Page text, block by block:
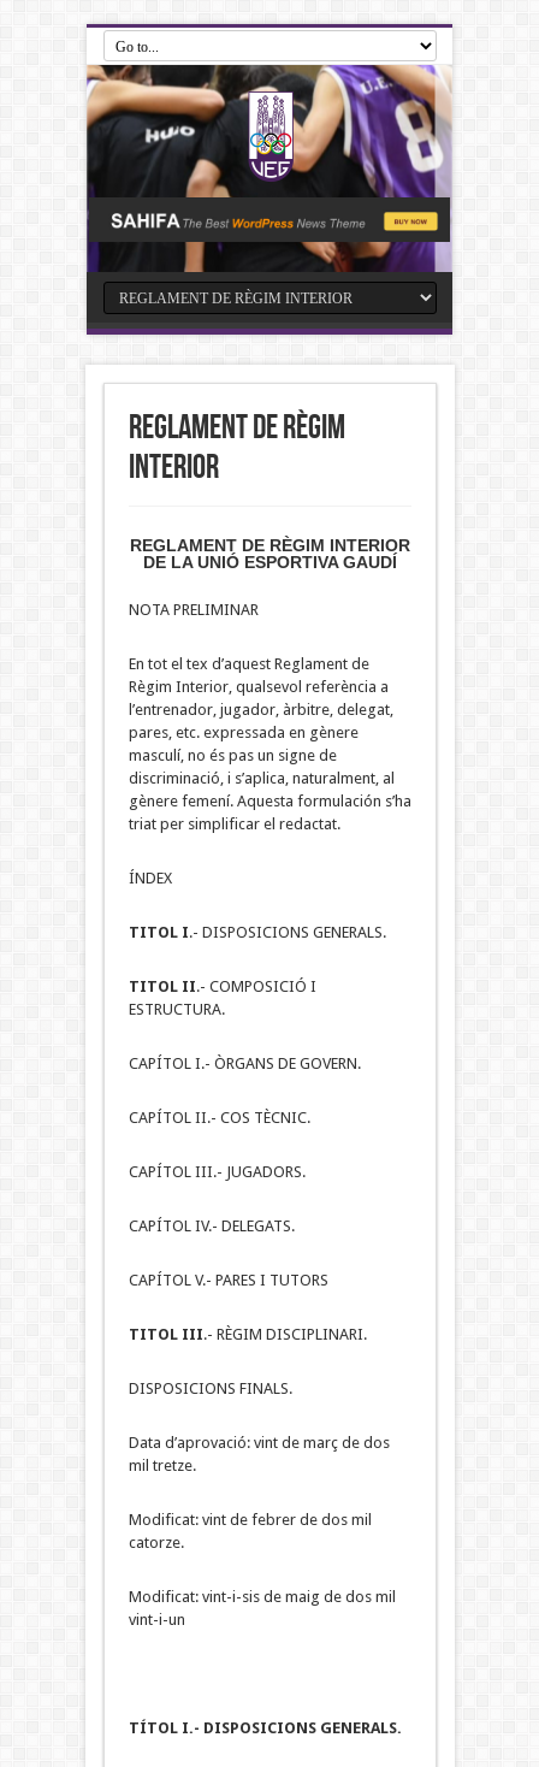
Reglament de règim
interior
REGLAMENT DE RÈGIM INTERIOR
DE LA UNIÓ ESPORTIVA GAUDÍ
NOTA PRELIMINAR
En tot el tex d’aquest Reglament de
Règim Interior, qualsevol referència a
l’entrenador, jugador, àrbitre, delegat,
pares, etc. expressada en gènere
masculí, no és pas un signe de
discriminació, i s’aplica, naturalment, al
gènere femení. Aquesta formulación s’ha
triat per simplificar el redactat.
ÍNDEX
TITOL I.- DISPOSICIONS GENERALS.
TITOL II.- COMPOSICIÓ I
ESTRUCTURA.
CAPÍTOL I.- ÒRGANS DE GOVERN.
CAPÍTOL II.- COS TÈCNIC.
CAPÍTOL III.- JUGADORS.
CAPÍTOL IV.- DELEGATS.
CAPÍTOL V.- PARES I TUTORS
TITOL III.- RÈGIM DISCIPLINARI.
DISPOSICIONS FINALS.
Data d’aprovació: vint de març de dos
mil tretze.
Modificat: vint de febrer de dos mil
catorze.
Modificat: vint-i-sis de maig de dos mil
vint-i-un
TÍTOL I.- DISPOSICIONS GENERALS.